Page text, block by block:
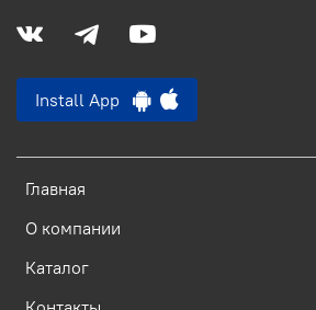
Главная
О компании
Каталог
Install App